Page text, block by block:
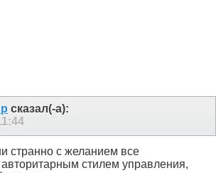
сказал(-а):
странно с желанием все
авторитарным стилем управления,